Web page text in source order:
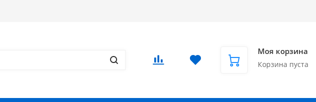
Моя корзина
Корзина пуста